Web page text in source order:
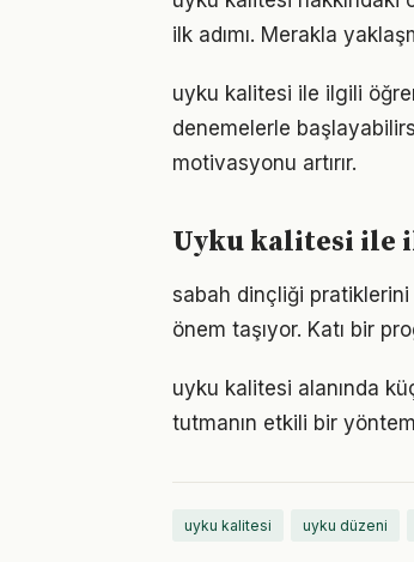
ilk adımı. Merakla
uyku kalitesi ile ilgili
denemelerle
motivasyonu artırır.
Uyku kalitesi ile
sabah dinçliği
önem taşıyor. Katı bir
uyku kalitesi alanında
tutmanın etkili bir
uyku kalitesi uyku düzeni